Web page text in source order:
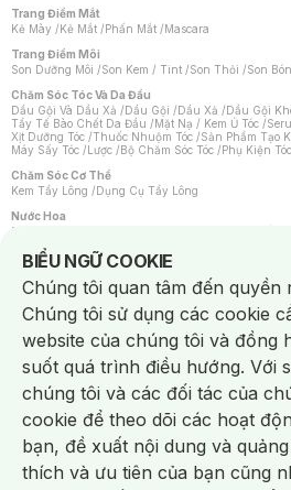
Trang Điểm Mắt
Kẻ Mày /Kẻ Mắt /Phấn Mắt /Mascara
Trang Điểm Môi
Son Dưỡng Môi /Son Kem / Tint /Son Thỏi /Son
Chăm Sóc Tóc Và Da Đầu
Dầu Gội Và Dầu Xả /Dầu Gội /Dầu Xả /Dầu Gội
Tẩy Tế Bào Chết Da Đầu /Mặt Nạ / Kem Ủ Tóc /
Xịt Dưỡng Tóc /Thuốc Nhuộm Tóc /Sản Phẩm Tạo
Máy Sấy Tóc /Lược /Bộ Chăm Sóc Tóc /Phụ Kiện Tóc
Chăm Sóc Cơ Thể
Kem Tẩy Lông /Dụng Cụ Tẩy Lông
Nước Hoa
Nước Hoa Nữ
Chăm Sóc Cá Nhân
Chống Muỗi /Khẩu Trang /Máy Massage/Mặt Nạ
Sản Phẩm Chăm Sóc Khác /Bàn Chải Đánh Răng /
Hỗ Trợ Trắng Răng/Kem Đánh Răng /Máy Tăm
Tăm / Chỉ Nha Khoa/ Xịt Thơm Miệng / Dung Dịch
Khăn Ướt Vệ Sinh Vùng Kín/Băng Vệ Sinh/
Máy Cạo Râu
Vấn Đề Về Da
Da Dầu / Lỗ Chân Lông To/ Da Khô / Mất Nước/
Da Nhạy Cảm / Kích Ứng
Da Xỉn Màu Thâm /
Quầng Thâm & Bọng Mắt /Sẹo /Viêm Da Cơ Địa
Dụng Cụ / Phụ Kiện Chăm Sóc Da
Bông Tẩy Trang
Khăn Lau Mặt Khô Dụng Cụ /
Dụng Cụ Chăm Sóc Khác
BIỂU NGỮ COOKIE
Notice about cookies usage
Chúng tôi quan tâm đến quyền
Chúng tôi sử dụng các cookie
website của chúng tôi và đồng
suốt quá trình điều hướng. Với
chúng tôi và các đối tác của
cookie để theo dõi các hoạt
bạn, đề xuất nội dung và
thích và ưu tiên của bạn cũng